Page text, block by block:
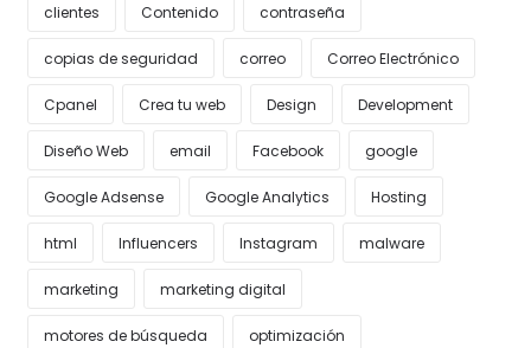
clientes Contenido contraseña
copias de seguridad correo Correo Electrónico
Cpanel Crea tu web Design Development
Diseño Web email Facebook google
Google Adsense Google Analytics Hosting
html Influencers Instagram malware
marketing marketing digital
motores de búsqueda optimización